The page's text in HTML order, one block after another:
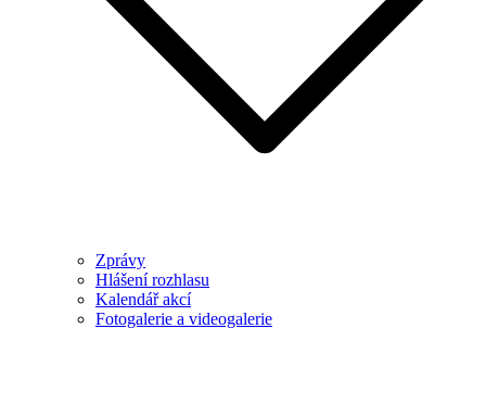
Zprávy
Hlášení rozhlasu
Kalendář akcí
Fotogalerie a videogalerie